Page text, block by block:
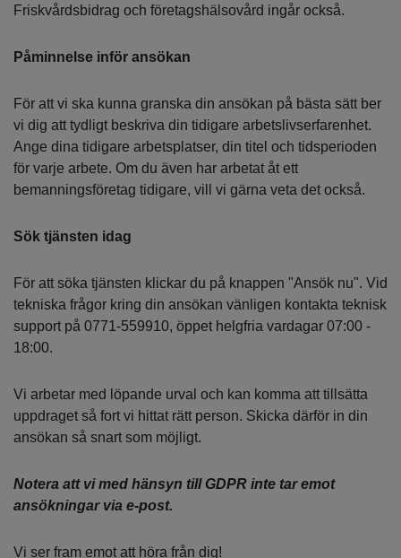
Friskvårdsbidrag och företagshälsovård ingår också.
Påminnelse inför ansökan
För att vi ska kunna granska din ansökan på bästa sätt ber
vi dig att tydligt beskriva din tidigare arbetslivserfarenhet.
Ange dina tidigare arbetsplatser, din titel och tidsperioden
för varje arbete. Om du även har arbetat åt ett
bemanningsföretag tidigare, vill vi gärna veta det också.
Sök tjänsten idag
För att söka tjänsten klickar du på knappen "Ansök nu". Vid
tekniska frågor kring din ansökan vänligen kontakta teknisk
support på 0771-559910, öppet helgfria vardagar 07:00 -
18:00.
Vi arbetar med löpande urval och kan komma att tillsätta
uppdraget så fort vi hittat rätt person. Skicka därför in din
ansökan så snart som möjligt.
Notera att vi med hänsyn till GDPR inte tar emot
ansökningar via e-post.
Vi ser fram emot att höra från dig!